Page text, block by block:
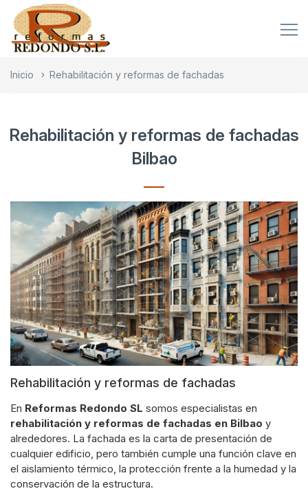
Inicio Rehabilitación y reformas de fachadas
Rehabilitación y reformas de fachadas
Bilbao
Rehabilitación y reformas de fachadas
En Reformas Redondo SL somos especialistas en
rehabilitación y reformas de fachadas en Bilbao y
alrededores. La fachada es la carta de presentación de
cualquier edificio, pero también cumple una función clave en
el aislamiento térmico, la protección frente a la humedad y la
conservación de la estructura.